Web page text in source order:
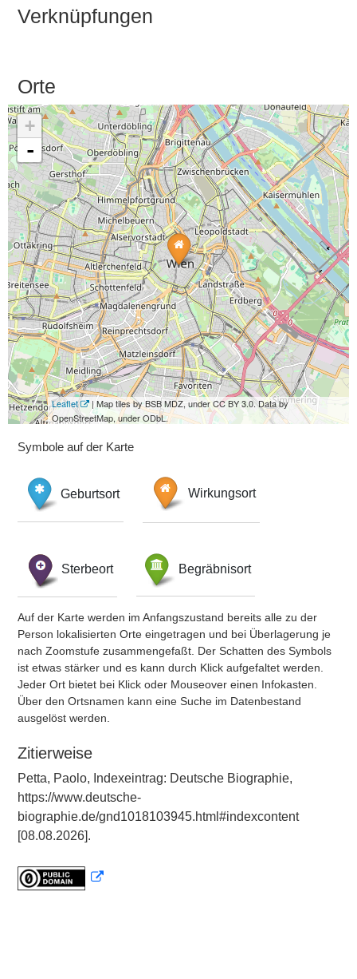
Verknüpfungen
Orte
+
-
Leaflet
| Map tiles by BSB MDZ, under CC BY 3.0. Data by
OpenStreetMap, under ODbL.
Symbole auf der Karte
Geburtsort Wirkungsort
Sterbeort Begräbnisort
Auf der Karte werden im Anfangszustand bereits alle zu der
Person lokalisierten Orte eingetragen und bei Überlagerung je
nach Zoomstufe zusammengefaßt. Der Schatten des Symbols
ist etwas stärker und es kann durch Klick aufgefaltet werden.
Jeder Ort bietet bei Klick oder Mouseover einen Infokasten.
Über den Ortsnamen kann eine Suche im Datenbestand
ausgelöst werden.
Zitierweise
Petta, Paolo, Indexeintrag: Deutsche Biographie,
https://www.deutsche-
biographie.de/gnd1018103945.html#indexcontent
[08.08.2026].